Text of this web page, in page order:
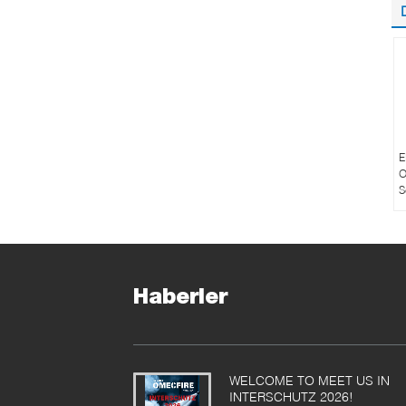
Haberler
WELCOME TO MEET US IN
INTERSCHUTZ 2026!